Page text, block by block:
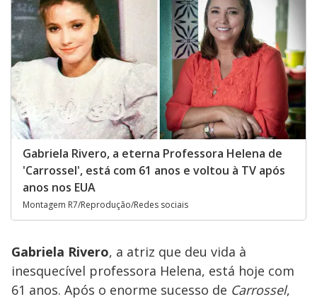
Gabriela Rivero, a eterna Professora Helena de
'Carrossel', está com 61 anos e voltou à TV após
anos nos EUA
Montagem R7/Reprodução/Redes sociais
Gabriela Rivero, a atriz que deu vida à
inesquecível professora Helena, está hoje com
61 anos. Após o enorme sucesso de Carrossel,